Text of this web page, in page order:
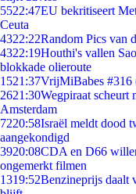
5522:47EU bekritiseert
Ceuta
4322:22Random Pics van
4322:19Houthi's vallen
blokkade olieroute
1521:37VrijMiBabes #316
2621:30Wegpiraat scheurt
Amsterdam
7220:58Israël meldt dood
aangekondigd
3920:08CDA en D66
ongemerkt filmen
1319:52Benzineprijs daalt